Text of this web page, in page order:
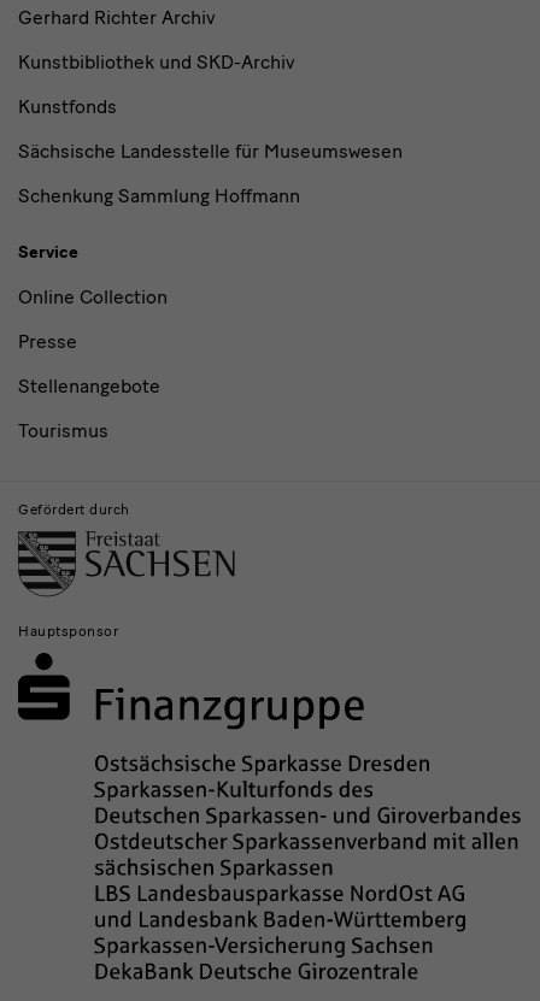
Gerhard Richter Archiv
Kunstbibliothek und SKD-Archiv
Kunstfonds
Sächsische Landesstelle für Museumswesen
Schenkung Sammlung Hoffmann
Service
Online Collection
Presse
Stellenangebote
Tourismus
Gefördert durch
Hauptsponsor